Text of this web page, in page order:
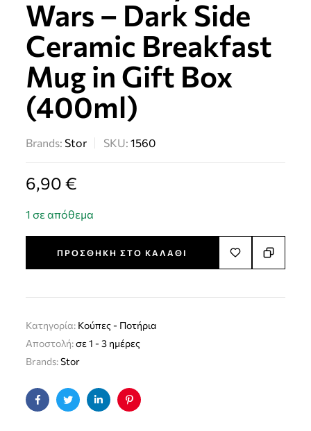
Wars – Dark Side
Ceramic Breakfast
Mug in Gift Box
(400ml)
Brands:Stor SKU:1560
6,90€
1 σε απόθεμα
ΠΡΟΣΘΉΚΗ ΣΤΟ ΚΑΛΆΘΙ
Κατηγορία: Kούπες - Ποτήρια
Αποστολή:σε 1 - 3 ημέρες
Brands:Stor
FacebookTwitterLinkedinPinterest